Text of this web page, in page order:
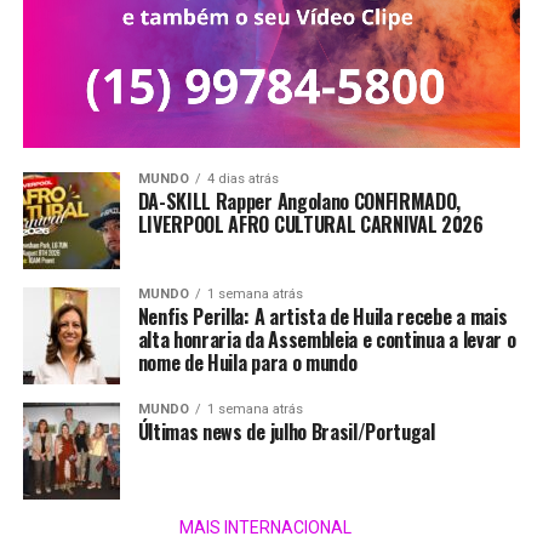
MUNDO 4 dias atrás
DA-SKILL Rapper Angolano CONFIRMADO,
LIVERPOOL AFRO CULTURAL CARNIVAL 2026
MUNDO 1 semana atrás
Nenfis Perilla: A artista de Huila recebe a mais
alta honraria da Assembleia e continua a levar o
nome de Huila para o mundo
MUNDO 1 semana atrás
Últimas news de julho Brasil/Portugal
MAIS INTERNACIONAL